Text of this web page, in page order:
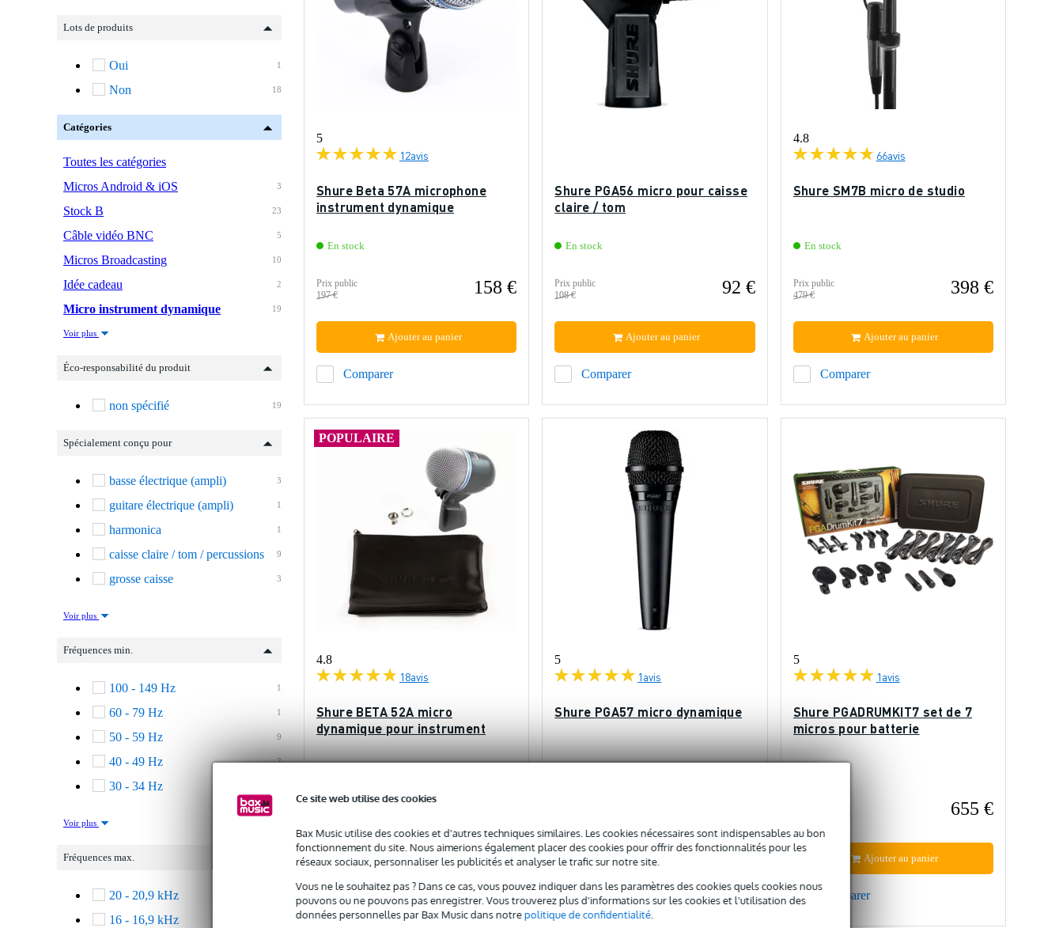
Ce site web utilise des cookies
Bax Music utilise des cookies et d'autres techniques similaires. Les cookies nécessaires sont indispensables au bon
fonctionnement du site. Nous aimerions également placer des cookies pour offrir des fonctionnalités pour les
réseaux sociaux, personnaliser les publicités et analyser le trafic sur notre site.
Vous ne le souhaitez pas ? Dans ce cas, vous pouvez indiquer dans les paramètres des cookies quels cookies nous
pouvons ou ne pouvons pas enregistrer. Vous trouverez plus d'informations sur les cookies et l'utilisation des
données personnelles par Bax Music dans notrepolitique de confidentialité.
Lots de produits
1
Oui
18
Non
Catégories
Toutes les catégories
3
Micros Android & iOS
23
Stock B
5
Câble vidéo BNC
10
Micros Broadcasting
2
Idée cadeau
19
Micro instrument dynamique
Voir plus
Éco-responsabilité du produit
19
non spécifié
Spécialement conçu pour
3
basse électrique (ampli)
1
guitare électrique (ampli)
1
harmonica
9
caisse claire / tom / percussions
3
grosse caisse
Voir plus
Fréquences min.
1
100 - 149 Hz
1
60 - 79 Hz
9
50 - 59 Hz
2
40 - 49 Hz
30 - 34 Hz
Voir plus
Fréquences max.
20 - 20,9 kHz
16 - 16,9 kHz
5
12avis
Shure Beta 57A microphone
instrument dynamique
En stock
Prix public
197 €
158 €
Comparer
Ajouter au panier
Shure PGA56 micro pour caisse
claire / tom
En stock
Prix public
108 €
92 €
Comparer
Ajouter au panier
4.8
66avis
Shure SM7B micro de studio
En stock
Prix public
479 €
398 €
Comparer
Ajouter au panier
POPULAIRE
4.8
18avis
Shure BETA 52A micro
dynamique pour instrument
Prix public
Comparer
Ajouter au panier
5
1avis
Shure PGA57 micro dynamique
Comparer
Ajouter au panier
5
1avis
Shure PGADRUMKIT7 set de 7
micros pour batterie
655 €
Comparer
Ajouter au panier